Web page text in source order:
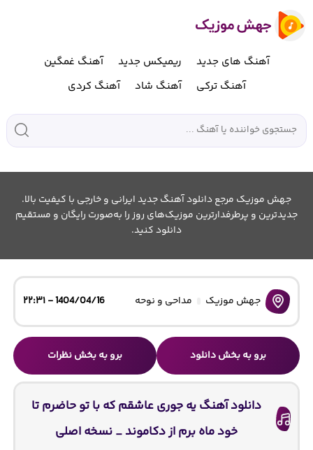
آهنگ های جدید ریمیکس جدید
آهنگ غمگین
آهنگ ترکی
آهنگ شاد آهنگ کردی
جهش موزیک مرجع دانلود آهنگ جدید ایرانی و خارجی با کیفیت بالا.
جدیدترین و پرطرفدارترین موزیک‌های روز را به‌صورت رایگان و مستقیم
دانلود کنید.
جهش موزیک مداحی و نوحه 1404/04/16 - ۲۲:۳۱
برو به بخش دانلود برو به بخش نظرات
دانلود آهنگ ﻳﻪ ﺟﻮری ﻋﺎﺷﻘﻢ ﻛﻪ ﺑﺎ ﺗﻮ ﺣﺎﺿﺮم ﺗﺎ
ﺧﻮد ﻣﺎه ﺑﺮم از دکاموند _ نسخه اصلی